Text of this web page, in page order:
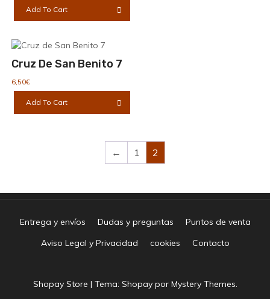
Add To Cart
Cruz De San Benito 7
6,50€
Add To Cart
← 1 2
Entrega y envíos Dudas y preguntas
Puntos de venta
Aviso Legal y Privacidad
cookies Contacto
Shopay Store | Tema: Shopay por Mystery Themes.